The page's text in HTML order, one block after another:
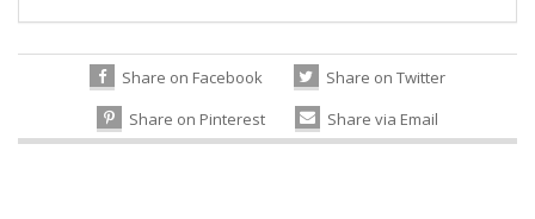
Share on Facebook
Share on Twitter
Share on Pinterest
Share via Email